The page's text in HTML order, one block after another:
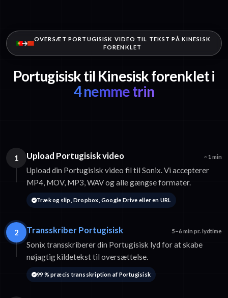
OVERSÆT PORTUGISISK VIDEO TIL TEKST PÅ KINESISK
FORENKLET
Portugisisk til Kinesisk forenklet i
4 nemme trin
1 Upload Portugisisk video ~1 min
Upload din Portugisisk video fil til Sonix. Vi accepterer
MP4, MOV, MP3, WAV og alle gængse formater.
Træk og slip, Dropbox, Google Drive eller en URL
2 Transskriber Portugisisk 5–6 min pr. lydtime
Sonix transskriberer din Portugisisk lyd for at skabe
nøjagtig kildetekst til oversættelse.
99 % præcis transskription af Portugisisk